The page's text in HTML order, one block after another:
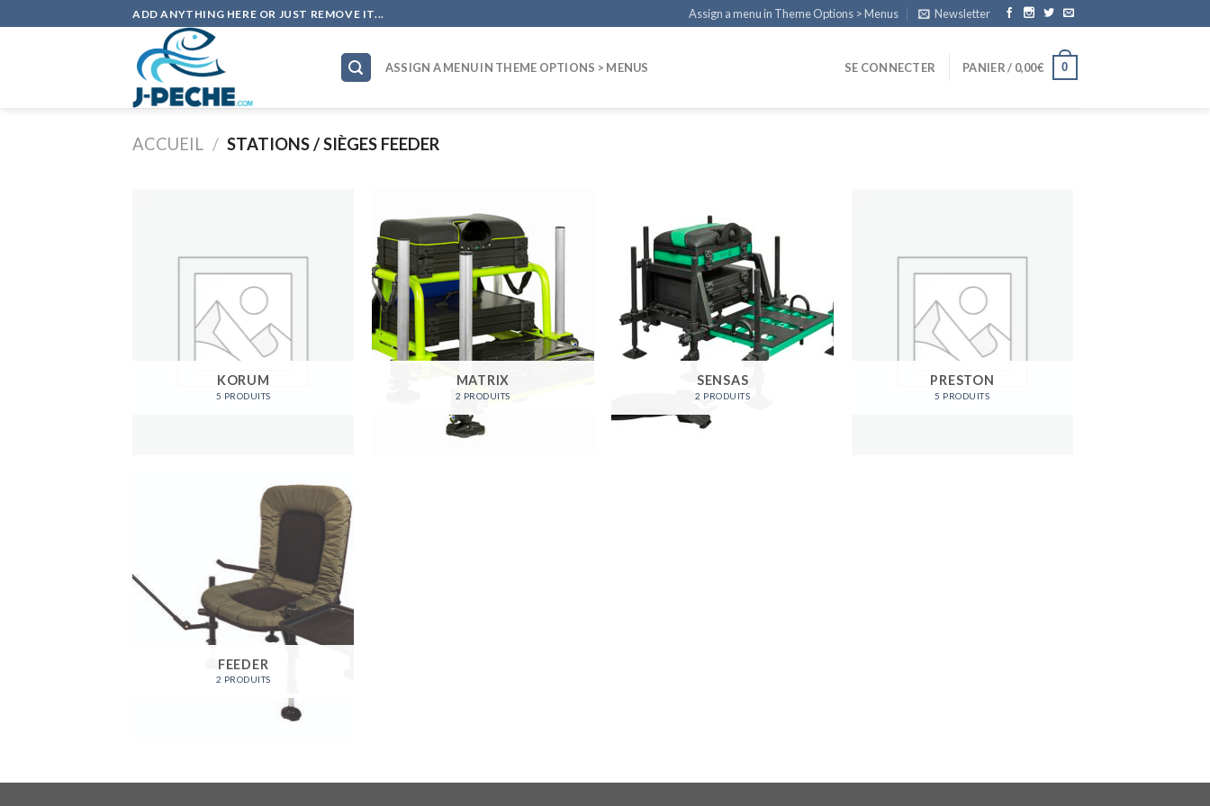
to
ADD ANYTHING HERE OR JUST REMOVE IT... Assign a menu in Theme Options > Menus Newsletter
ASSIGN A MENU IN THEME OPTIONS > MENUS SE CONNECTER PANIER / 0,00€ 0
ACCUEIL / STATIONS / SIÈGES FEEDER
KORUM
5 PRODUITS
MATRIX
2 PRODUITS
SENSAS
2 PRODUITS
PRESTON
5 PRODUITS
FEEDER
2 PRODUITS